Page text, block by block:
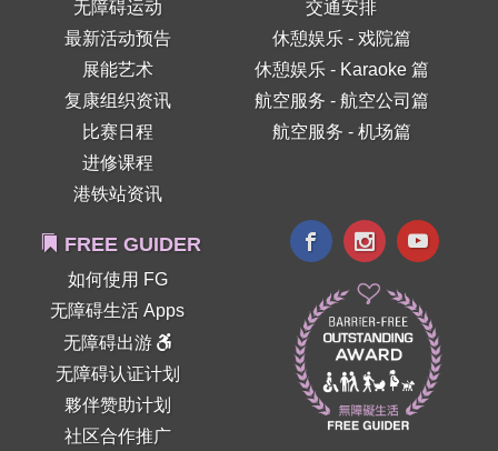
无障碍运动
最新活动预告
展能艺术
复康组织资讯
比赛日程
进修课程
港铁站资讯
交通安排
休憩娱乐 - 戏院篇
休憩娱乐 - Karaoke 篇
航空服务 - 航空公司篇
航空服务 - 机场篇
FREE GUIDER
如何使用 FG
无障碍生活 Apps
无障碍出游
无障碍认证计划
夥伴赞助计划
社区合作推广